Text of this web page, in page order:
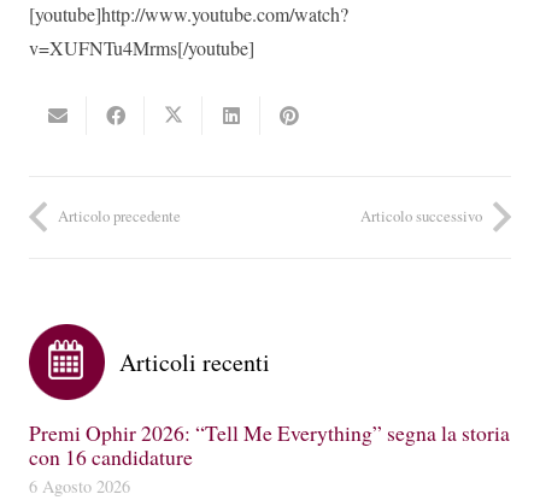
[youtube]http://www.youtube.com/watch?
v=XUFNTu4Mrms[/youtube]
Articolo precedente Articolo successivo
Articoli recenti
Premi Ophir 2026: “Tell Me Everything” segna la storia
con 16 candidature
6 Agosto 2026